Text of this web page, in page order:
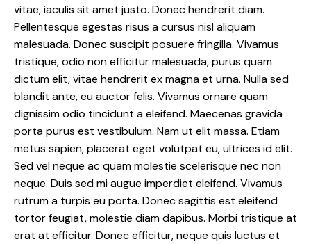
vitae, iaculis sit amet justo. Donec hendrerit diam.
Pellentesque egestas risus a cursus nisl aliquam
malesuada. Donec suscipit posuere fringilla. Vivamus
tristique, odio non efficitur malesuada, purus quam
dictum elit, vitae hendrerit ex magna et urna. Nulla sed
blandit ante, eu auctor felis. Vivamus ornare quam
dignissim odio tincidunt a eleifend. Maecenas gravida
porta purus est vestibulum. Nam ut elit massa. Etiam
metus sapien, placerat eget volutpat eu, ultrices id elit.
Sed vel neque ac quam molestie scelerisque nec non
neque. Duis sed mi augue imperdiet eleifend. Vivamus
rutrum a turpis eu porta. Donec sagittis est eleifend
tortor feugiat, molestie diam dapibus. Morbi tristique at
erat at efficitur. Donec efficitur, neque quis luctus et